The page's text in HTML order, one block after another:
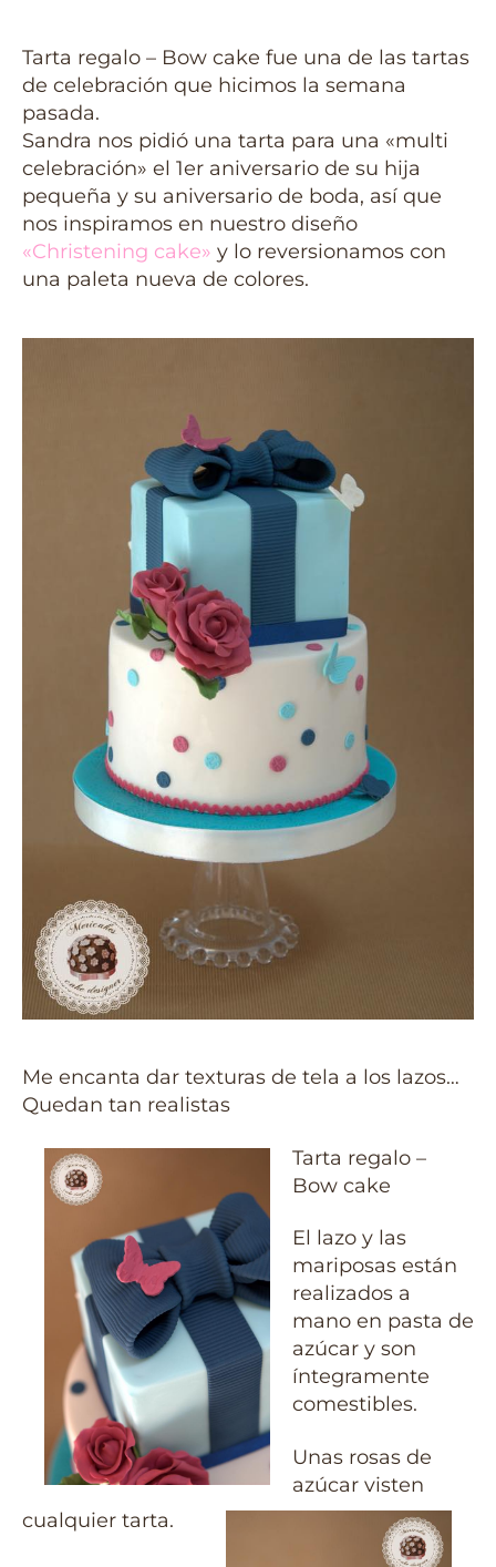
Tarta regalo – Bow cake fue una de las tartas
de celebración que hicimos la semana
pasada.
Sandra nos pidió una tarta para una «multi
celebración» el 1er aniversario de su hija
pequeña y su aniversario de boda, así que
nos inspiramos en nuestro diseño
«Christening cake» y lo reversionamos con
una paleta nueva de colores.
Me encanta dar texturas de tela a los lazos…
Quedan tan realistas
Tarta regalo –
Bow cake
El lazo y las
mariposas están
realizados a
mano en pasta de
azúcar y son
íntegramente
comestibles.
Unas rosas de
azúcar visten
cualquier tarta.